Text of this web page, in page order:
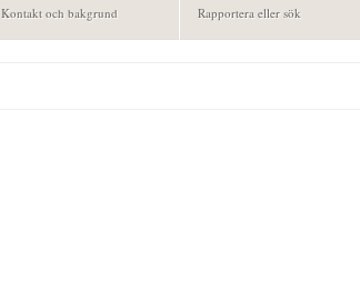
Kontakt och bakgrund Rapportera eller sök